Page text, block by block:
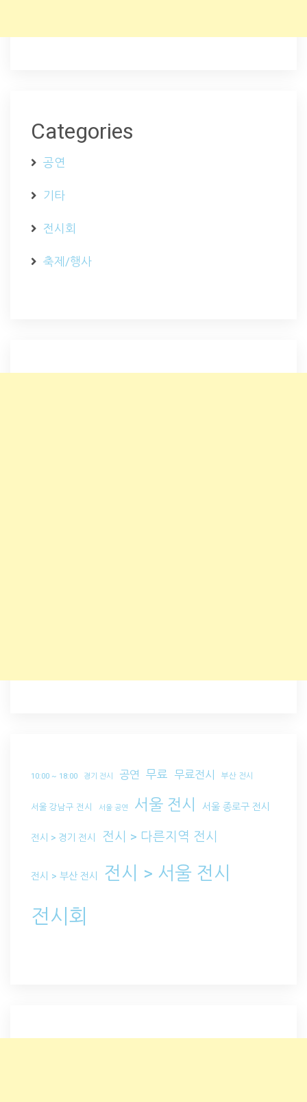
Categories
공연
기타
전시회
축제/행사
10:00 ~ 18:00 경기 전시 공연 무료 무료전시 부산 전시
서울 강남구 전시 서울 공연 서울 전시 서울 종로구 전시
전시 > 경기 전시 전시 > 다른지역 전시
전시 > 부산 전시 전시 > 서울 전시
전시회